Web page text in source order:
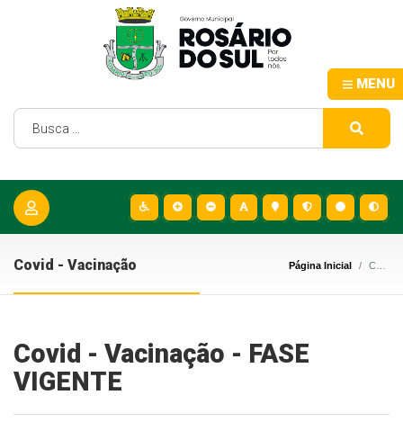
MENU
Covid - Vacinação Página Inicial Covid - Vacinação
Covid - Vacinação - FASE
VIGENTE